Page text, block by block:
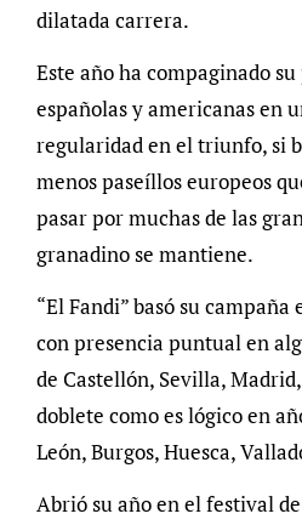
dilatada carrera.
Este año ha compaginado
españolas y americanas en
regularidad en el triunfo, si
menos paseíllos europeos
pasar por muchas de las
granadino se mantiene.
“El Fandi” basó su campaña
con presencia puntual en
de Castellón, Sevilla,
doblete como es lógico en
León, Burgos, Huesca,
Abrió su año en el festival